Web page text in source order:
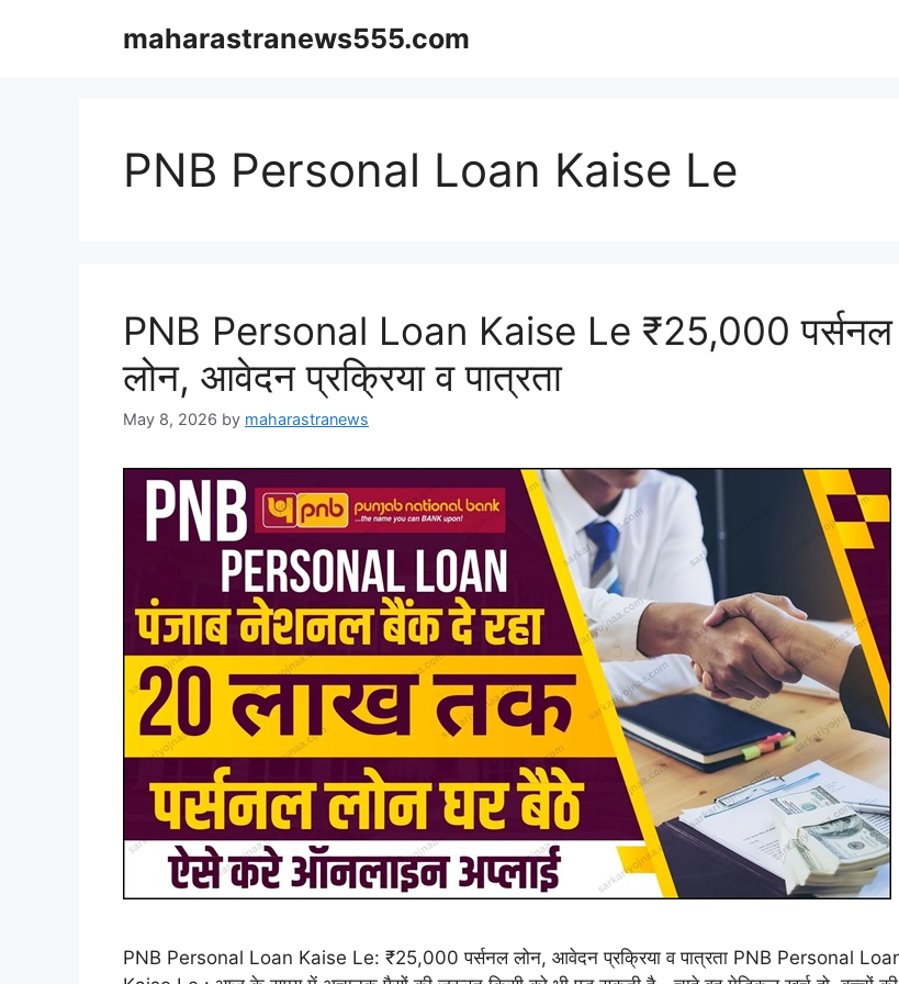
maharastranews555.com
PNB Personal Loan Kaise Le
PNB Personal Loan Kaise Le ₹25,000 पर्सनल
लोन, आवेदन प्रक्रिया व पात्रता
May 8, 2026 by maharastranews
PNB Personal Loan Kaise Le: ₹25,000 पर्सनल लोन, आवेदन प्रक्रिया व पात्रता PNB Personal